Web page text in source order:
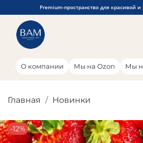
Premium-пространство для красивой
О компании Мы на Ozon Мы
Главная Новинки
-12%